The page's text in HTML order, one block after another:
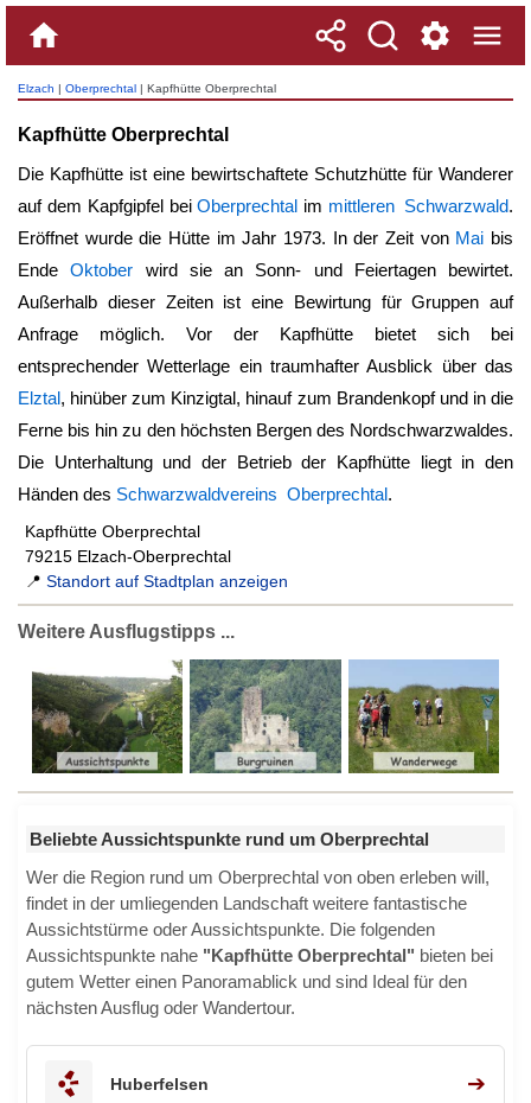
Elzach | Oberprechtal | Kapfhütte Oberprechtal
Kapfhütte Oberprechtal
Die Kapfhütte ist eine bewirtschaftete Schutzhütte für Wanderer
auf dem Kapfgipfel beiOberprechtal im mittleren Schwarzwald.
Eröffnet wurde die Hütte im Jahr 1973. In der Zeit von Mai bis
EndeOktober wird sie an Sonn- und Feiertagen bewirtet.
Außerhalb dieser Zeiten ist eine Bewirtung für Gruppen auf
Anfrage möglich. Vor der Kapfhütte bietet sich bei
entsprechender Wetterlage ein traumhafter Ausblick über das
Elztal, hinüber zum Kinzigtal, hinauf zum Brandenkopf und in die
Ferne bis hin zu den höchsten Bergen des Nordschwarzwaldes.
Die Unterhaltung und der Betrieb der Kapfhütte liegt in den
Händen des Schwarzwaldvereins Oberprechtal.
Kapfhütte Oberprechtal
79215 Elzach-Oberprechtal
📍 Standort auf Stadtplan anzeigen
Weitere Ausflugstipps ...
Beliebte Aussichtspunkte rund um Oberprechtal
Wer die Region rund um Oberprechtal von oben erleben will,
findet in der umliegenden Landschaft weitere fantastische
Aussichtstürme oder Aussichtspunkte. Die folgenden
Aussichtspunkte nahe "Kapfhütte Oberprechtal" bieten bei
gutem Wetter einen Panoramablick und sind Ideal für den
nächsten Ausflug oder Wandertour.
Huberfelsen ➔